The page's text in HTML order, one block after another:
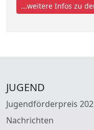
...weitere Infos zu
JUGEND
Jugendförderpreis
Nachrichten